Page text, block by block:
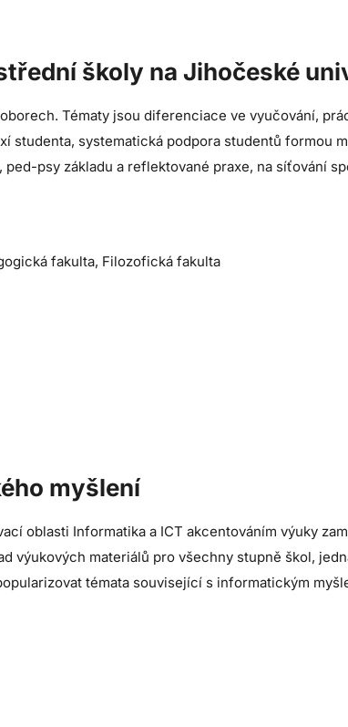
školy na Jihočeské
Tématy jsou diferenciace ve vyučování,
studenta, systematická podpora studentů formou
psy základu a reflektované praxe, na síťování
fakulta, Filozofická fakulta
myšlení
oblasti Informatika a ICT akcentováním výuky
výukových materiálů pro všechny stupně škol,
témata související s informatickým